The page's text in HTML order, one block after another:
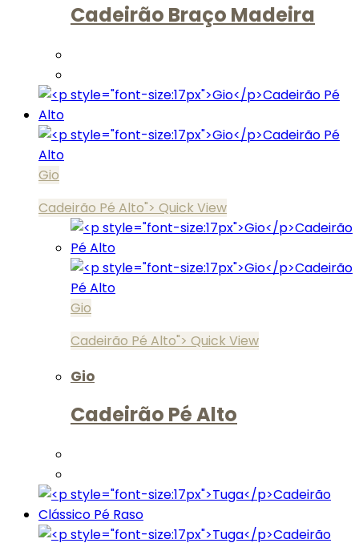
Cadeirão Braço Madeira
Gio
Cadeirão Pé Alto"> Quick View
Gio
Cadeirão Pé Alto"> Quick View
Gio
Cadeirão Pé Alto